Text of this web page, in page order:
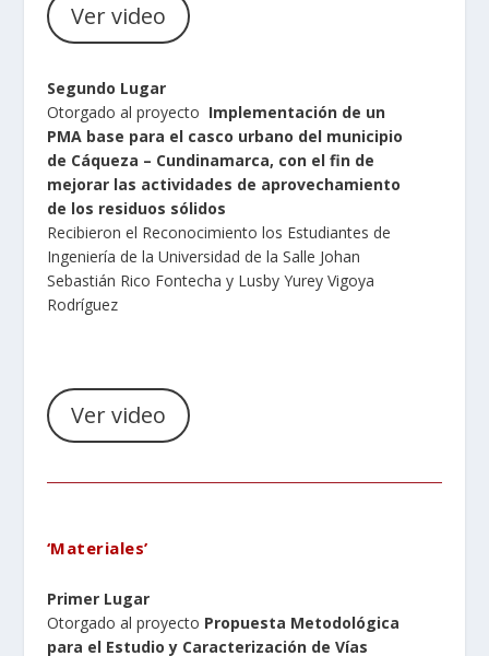
Ver video
Segundo Lugar
Otorgado al proyecto Implementación de un
PMA base para el casco urbano del municipio
de Cáqueza – Cundinamarca, con el fin de
mejorar las actividades de aprovechamiento
de los residuos sólidos
Recibieron el Reconocimiento los Estudiantes de
Ingeniería de la Universidad de la Salle Johan
Sebastián Rico Fontecha y Lusby Yurey Vigoya
Rodríguez
Ver video
‘Materiales’
Primer Lugar
Otorgado al proyecto Propuesta Metodológica
para el Estudio y Caracterización de Vías